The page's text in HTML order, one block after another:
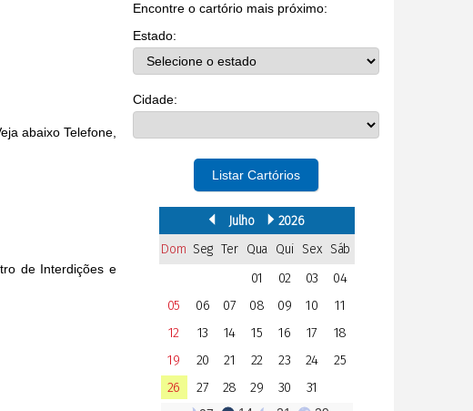
abaixo Telefone,
de Interdições e
Encontre o cartório mais próximo:
Estado:
Cidade:
Listar Cartórios